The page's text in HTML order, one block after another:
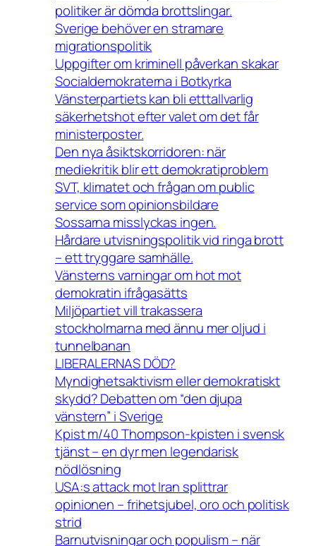
politiker är dömda brottslingar.
Sverige behöver en stramare
migrationspolitik
Uppgifter om kriminell påverkan skakar
Socialdemokraterna i Botkyrka
Vänsterpartiets kan bli etttallvarlig
säkerhetshot efter valet om det får
ministerposter.
Den nya åsiktskorridoren: när
mediekritik blir ett demokratiproblem
SVT, klimatet och frågan om public
service som opinionsbildare
Sossarna misslyckas ingen.
Hårdare utvisningspolitik vid ringa brott
– ett tryggare samhälle.
Vänsterns varningar om hot mot
demokratin ifrågasätts
Miljöpartiet vill trakassera
stockholmarna med ännu mer oljud i
tunnelbanan
LIBERALERNAS DÖD?
Myndighetsaktivism eller demokratiskt
skydd? Debatten om “den djupa
vänstern” i Sverige
Kpist m/40 Thompson-kpisten i svensk
tjänst – en dyr men legendarisk
nödlösning
USA:s attack mot Iran splittrar
opinionen – frihetsjubel, oro och politisk
strid
Barnutvisningar och populism – när